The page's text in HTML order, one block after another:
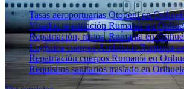
Tasas aeroportuarias Otopeni en
Visados repatriación Rumanía en
Repatriación, restos, Rumanía en
Logística cuerpos Andalucía Rumanía
Repatriación cuerpos Rumanía en
Requisitos sanitarios traslado en